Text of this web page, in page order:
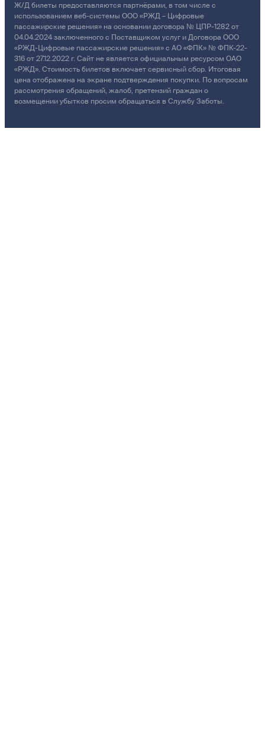
Ж/Д билеты предоставляются партнёрами, в том числе с
использованием веб-системы ООО «РЖД – Цифровые
пассажирские решения» на основании договора № ЦПР-1282 от
04.04.2024 заключенного с Поставщиком услуг и Договора ООО
«РЖД-Цифровые пассажирские решения» с АО «ФПК» № ФПК-22-
316 от 27.12.2022 г. Сайт не является официальным ресурсом ОАО
«РЖД». Стоимость билетов включает сервисный сбор. Итоговая
цена отображена на экране подтверждения покупки. По вопросам
рассмотрения обращений, жалоб, претензий граждан о
возмещении убытков просим обращаться в Службу Заботы.